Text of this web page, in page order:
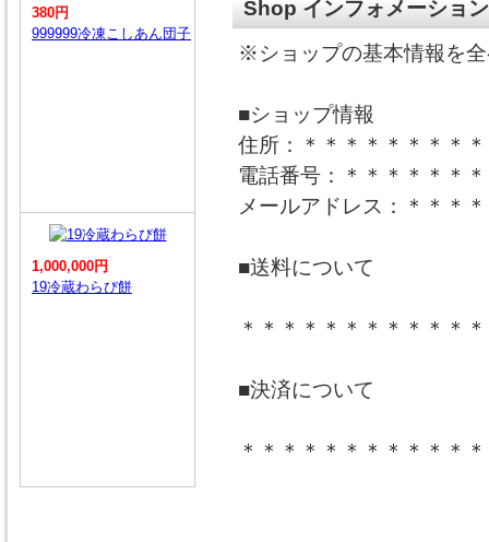
Shop インフォメーション
※ショップの基本情報を
■ショップ情報
住所：＊＊＊＊＊＊＊＊
電話番号：＊＊＊＊＊＊
メールアドレス：＊＊＊
■送料について
＊＊＊＊＊＊＊＊＊＊＊
■決済について
＊＊＊＊＊＊＊＊＊＊＊
380円
999999冷凍こしあん団子
1,000,000円
19冷蔵わらび餅